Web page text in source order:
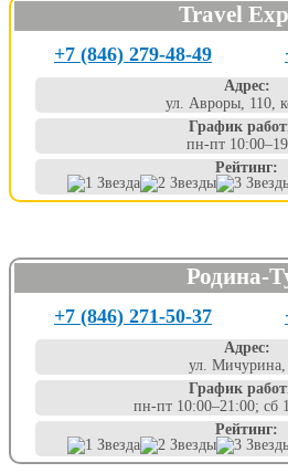
Travel
+7 (846) 279-48-49
Адрес:
ул. Авроры, 110,
График
пн-пт
Рейтинг:
Родина-
+7 (846) 271-50-37
Адрес:
ул. Мичурина,
График
пн-пт 10:00–21:00; сб
Рейтинг: